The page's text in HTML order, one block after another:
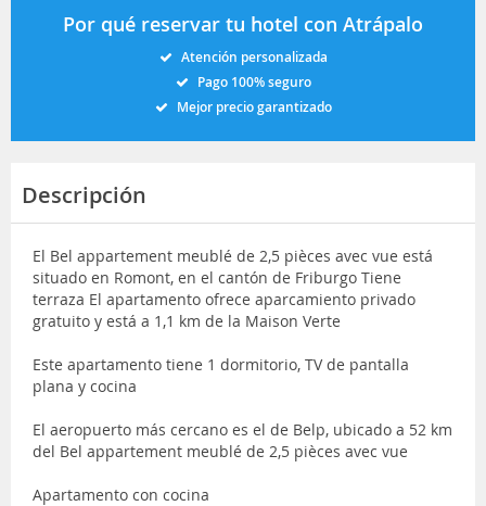
Por qué reservar tu hotel con Atrápalo
Atención personalizada
Pago 100% seguro
Mejor precio garantizado
Descripción
El Bel appartement meublé de 2,5 pièces avec vue está
situado en Romont, en el cantón de Friburgo Tiene
terraza El apartamento ofrece aparcamiento privado
gratuito y está a 1,1 km de la Maison Verte
Este apartamento tiene 1 dormitorio, TV de pantalla
plana y cocina
El aeropuerto más cercano es el de Belp, ubicado a 52 km
del Bel appartement meublé de 2,5 pièces avec vue
Apartamento con cocina